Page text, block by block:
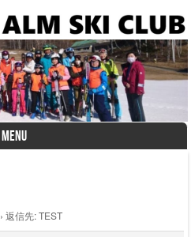
MENU
› 返信先: TEST